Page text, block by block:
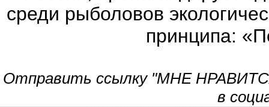
среди рыболовов
принципа:
Отправить ссылку "МНЕ
в